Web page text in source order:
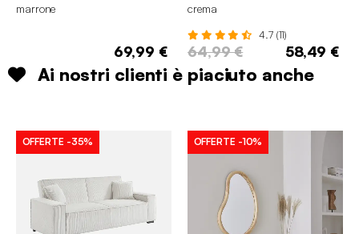
marrone
69,99 €
crema
4.7 (11)
64,99 € 58,49 €
Ai nostri clienti è piaciuto anche
OFFERTE -35% OFFERTE -10%